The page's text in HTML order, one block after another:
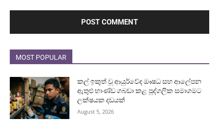
MOST POPULAR
කල් ඉකුත් වූ ආයුර්වේද ඖෂධ සහ ආලේපන
ඇතුළු භාණ්ඩ ගබඩා කළ පුද්ගලික සමාගමට
ලක්ෂයක දඩයක්
August 5, 2026